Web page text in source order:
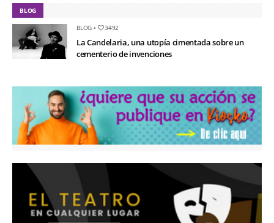
BLOG
BLOG • 3492
La Candelaria, una utopía cimentada sobre un
cementerio de invenciones